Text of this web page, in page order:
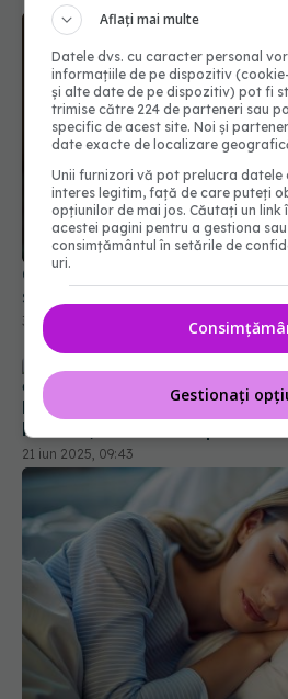
O femeie are o grupă de
s-a găsit în ADN-ul ei i-a șocat
30 iun 2025, 12:32
Ești mereu obosit? Nu e lene!
ME/CFS, o boală despre care
21 iun 2025, 09:43
Aflați mai multe
Datele dvs. cu caracter personal
informațiile de pe dispozitiv
și alte date de pe dispozitiv) pot fi
trimise către 224 de parteneri sau
specific de acest site. Noi și
date exacte de localizare
Unii furnizori vă pot prelucra datele
interes legitim, față de care puteți
opțiunilor de mai jos. Căutați un link
acestei pagini pentru a gestiona
consimțământul în setările de
uri.
Gestionați